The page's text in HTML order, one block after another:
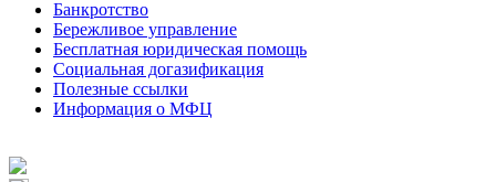
Банкротство
Бережливое управление
Бесплатная юридическая помощь
Социальная догазификация
Полезные ссылки
Информация о МФЦ